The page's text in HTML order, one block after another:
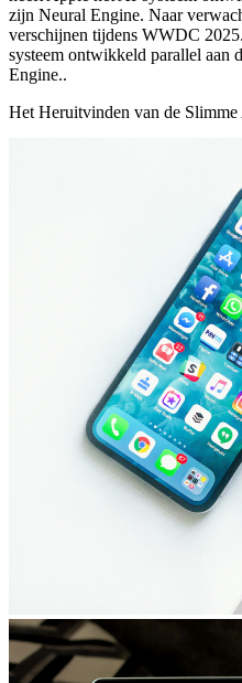
zijn Neural Engine. Naar
verschijnen tijdens WWDC
systeem ontwikkeld parallel aan
Engine..
Het Heruitvinden van de Slimme